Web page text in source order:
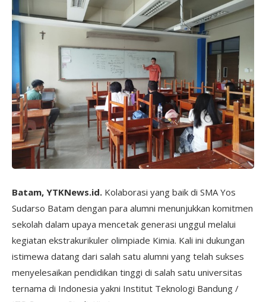
Batam, YTKNews.id. Kolaborasi yang baik di SMA Yos
Sudarso Batam dengan para alumni menunjukkan komitmen
sekolah dalam upaya mencetak generasi unggul melalui
kegiatan ekstrakurikuler olimpiade Kimia. Kali ini dukungan
istimewa datang dari salah satu alumni yang telah sukses
menyelesaikan pendidikan tinggi di salah satu universitas
ternama di Indonesia yakni Institut Teknologi Bandung /